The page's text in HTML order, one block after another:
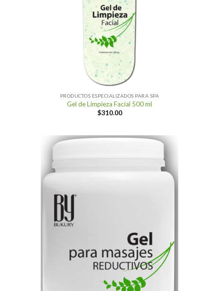
PRODUCTOS ESPECIALIZADOS PARA SPA
Gel de Limpieza Facial 500 ml
$310.00